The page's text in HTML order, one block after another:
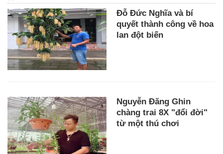
Đỗ Đức Nghĩa và bí
quyết thành công về hoa
lan đột biến
Nguyễn Đăng Ghin
chàng trai 8X "đổi đời"
từ một thú chơi